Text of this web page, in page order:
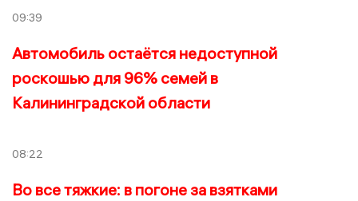
09:39
Автомобиль остаётся недоступной
роскошью для 96% семей в
Калининградской области
08:22
Во все тяжкие: в погоне за взятками